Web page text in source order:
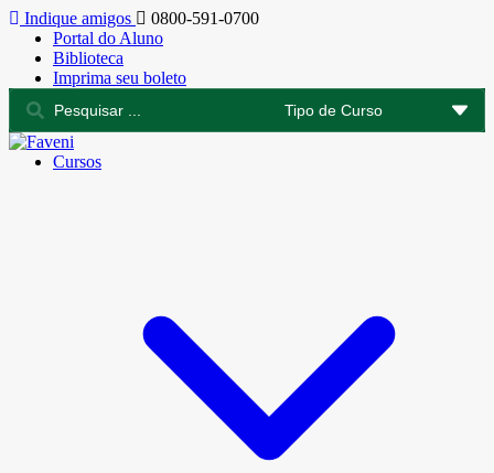
Indique amigos
0800-591-0700
Portal do Aluno
Biblioteca
Imprima seu boleto
Cursos